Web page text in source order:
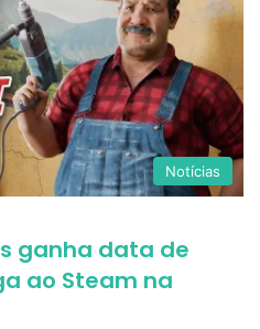
Notícias
ganha data de
ao Steam na